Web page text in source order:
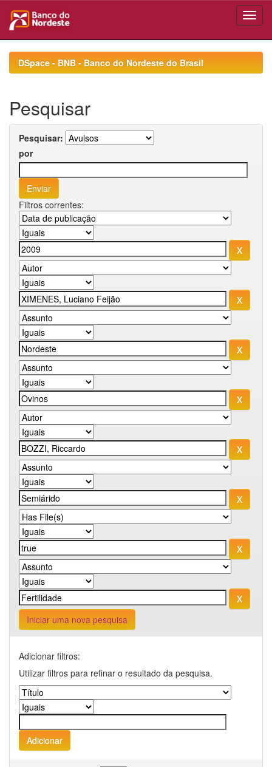
navigationDSpace - BNB - Banco do Nordeste do Brasil
Pesquisar
Pesquisar:
por
Filtros correntes:
Iniciar uma nova pesquisa
Adicionar filtros:
Utilizar filtros para refinar o resultado da pesquisa.